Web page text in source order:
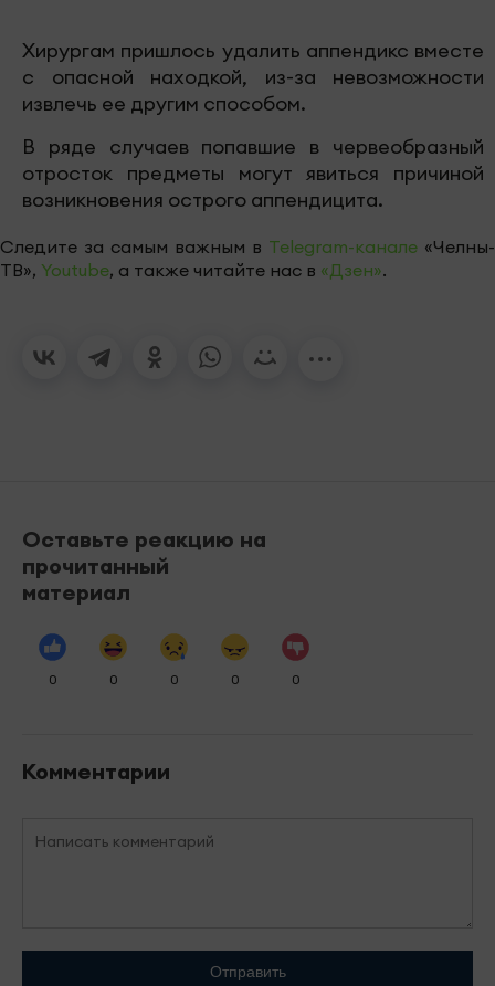
Хирургам пришлось удалить аппендикс вместе
с опасной находкой, из-за невозможности
извлечь ее другим способом.
В ряде случаев попавшие в червеобразный
отросток предметы могут явиться причиной
возникновения острого аппендицита.
Следите за самым важным в Telegram-канале «Челны-
ТВ», Youtube, а также читайте нас в «Дзен».
Оставьте реакцию на
прочитанный
материал
0 0 0 0 0
Комментарии
Отправить